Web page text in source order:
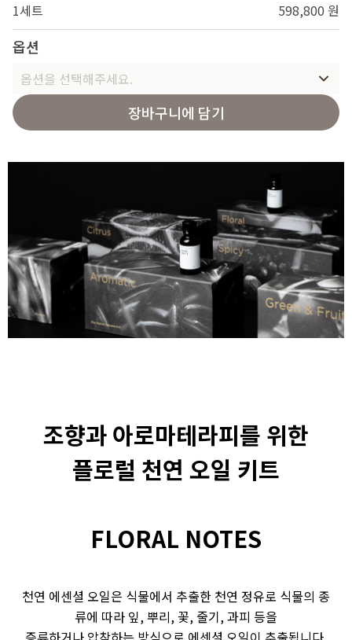
1세트
598,800 원
옵션
옵션을 선택해주세요.
장바구니에 담기
조향과 아로마테라피를 위한
플로럴 천연 오일 키트
FLORAL NOTES
천연 에센셜 오일은 식물에서 추출한 천연 정유로 식물의 종
류에 따라 잎, 뿌리, 꽃, 줄기, 과피 등을